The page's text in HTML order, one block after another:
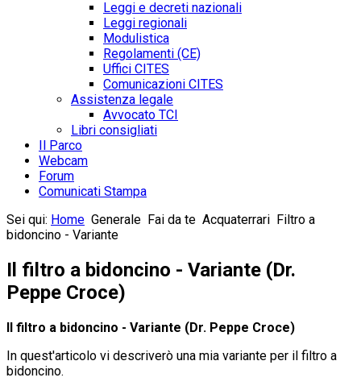
Leggi e decreti nazionali
Leggi regionali
Modulistica
Regolamenti (CE)
Uffici CITES
Comunicazioni CITES
Assistenza legale
Avvocato TCI
Libri consigliati
Il Parco
Webcam
Forum
Comunicati Stampa
Sei qui: Home Generale Fai da te Acquaterrari Filtro a
bidoncino - Variante
Il filtro a bidoncino - Variante (Dr.
Peppe Croce)
Il filtro a bidoncino - Variante (Dr. Peppe Croce)
In quest'articolo vi descriverò una mia variante per il filtro a
bidoncino.